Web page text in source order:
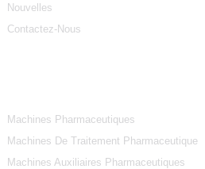
Nouvelles
Contactez-Nous
Machines Pharmaceutiques
Machines De Traitement Pharmaceutique
Machines Auxiliaires Pharmaceutiques